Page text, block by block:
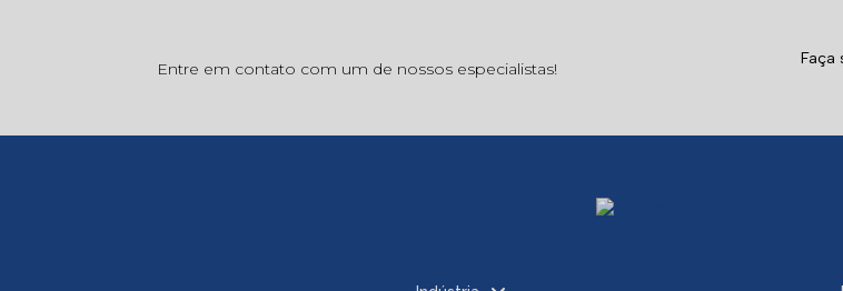
Entre em contato com um de nossos especialistas!
Faça